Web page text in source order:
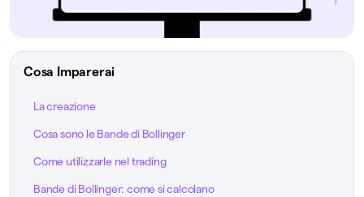
Cosa Imparerai
La creazione
Cosa sono le Bande di Bollinger
Come utilizzarle nel trading
Bande di Bollinger: come si calcolano